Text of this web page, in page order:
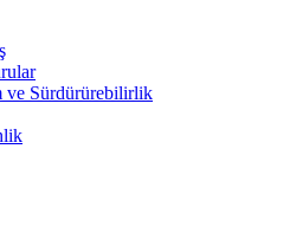
ve Sürdürürebilirlik